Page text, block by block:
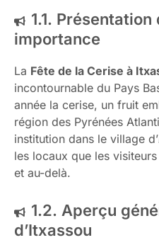
1.1.
importance
La Fête de la Cerise à
incontournable du Pays
année la cerise, un fruit
région des Pyrénées
institution dans le village d’
les locaux que les
et au-delà.
1.2. Aperçu
d’Itxassou